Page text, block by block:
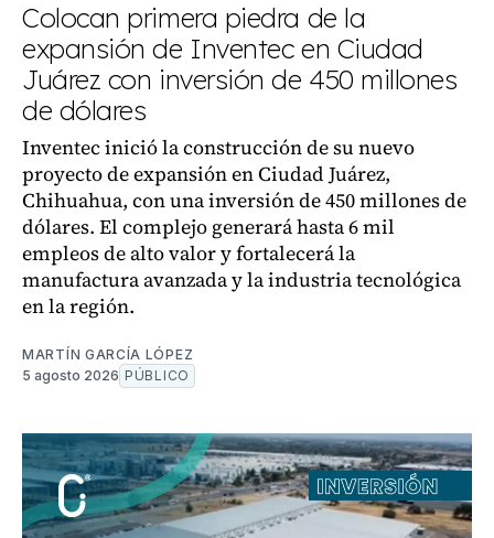
Colocan primera piedra de la
expansión de Inventec en Ciudad
Juárez con inversión de 450 millones
de dólares
Inventec inició la construcción de su nuevo
proyecto de expansión en Ciudad Juárez,
Chihuahua, con una inversión de 450 millones de
dólares. El complejo generará hasta 6 mil
empleos de alto valor y fortalecerá la
manufactura avanzada y la industria tecnológica
en la región.
MARTÍN GARCÍA LÓPEZ
5 agosto 2026 PÚBLICO